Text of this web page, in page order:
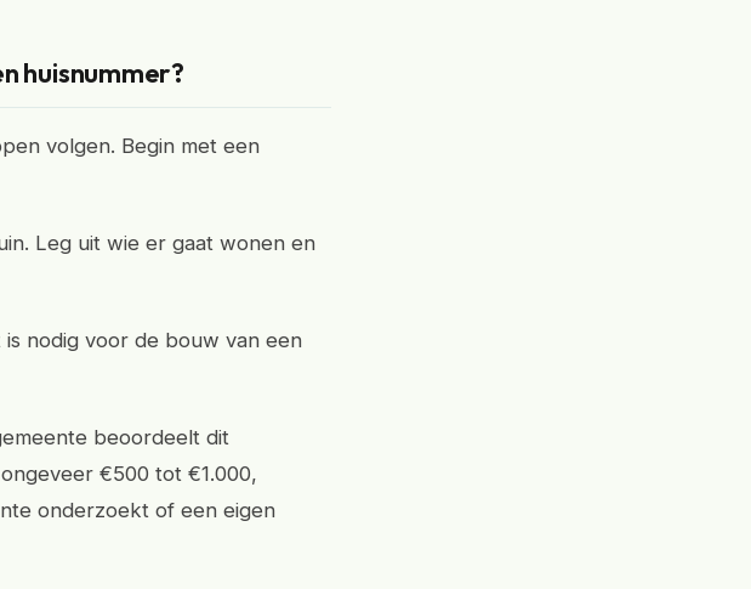
huisnummer?
volgen. Begin met een
Leg uit wie er gaat wonen en
is nodig voor de bouw van een
beoordeelt dit
€500 tot €1.000,
onderzoekt of een eigen